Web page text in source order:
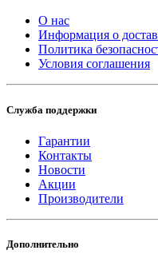
О нас
Информация о
Политика
Условия соглашения
Служба поддержки
Гарантии
Контакты
Новости
Акции
Производители
Дополнительно